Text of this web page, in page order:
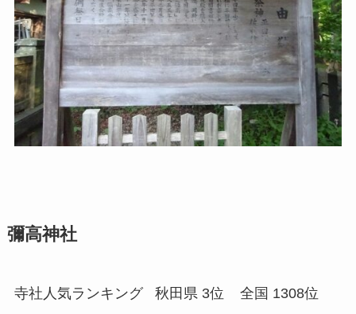
彌高神社
寺社人気ランキング 秋田県 3位 全国 1308位